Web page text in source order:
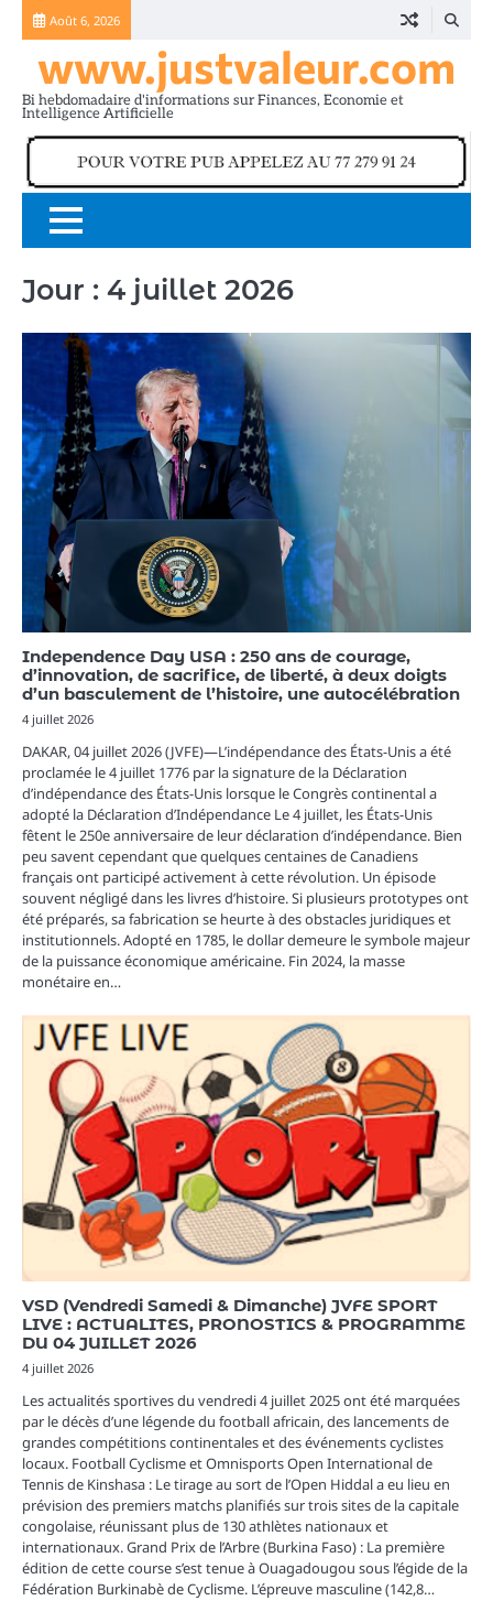
Skip
content
Août 6, 2026
www.justvaleur.com
Bi hebdomadaire d'informations sur Finances, Economie et
Intelligence Artificielle
Jour : 4 juillet 2026
Independence Day USA : 250 ans de courage,
d’innovation, de sacrifice, de liberté, à deux doigts
d’un basculement de l’histoire, une autocélébration
4 juillet 2026
DAKAR, 04 juillet 2026 (JVFE)—L’indépendance des États-Unis a été
proclamée le 4 juillet 1776 par la signature de la Déclaration
d’indépendance des États-Unis lorsque le Congrès continental a
adopté la Déclaration d’Indépendance Le 4 juillet, les États-Unis
fêtent le 250e anniversaire de leur déclaration d’indépendance. Bien
peu savent cependant que quelques centaines de Canadiens
français ont participé activement à cette révolution. Un épisode
souvent négligé dans les livres d’histoire. Si plusieurs prototypes ont
été préparés, sa fabrication se heurte à des obstacles juridiques et
institutionnels. Adopté en 1785, le dollar demeure le symbole majeur
de la puissance économique américaine. Fin 2024, la masse
monétaire en…
VSD (Vendredi Samedi & Dimanche) JVFE SPORT
LIVE : ACTUALITES, PRONOSTICS & PROGRAMME
DU 04 JUILLET 2026
4 juillet 2026
Les actualités sportives du vendredi 4 juillet 2025 ont été marquées
par le décès d’une légende du football africain, des lancements de
grandes compétitions continentales et des événements cyclistes
locaux. Football Cyclisme et Omnisports Open International de
Tennis de Kinshasa : Le tirage au sort de l’Open Hiddal a eu lieu en
prévision des premiers matchs planifiés sur trois sites de la capitale
congolaise, réunissant plus de 130 athlètes nationaux et
internationaux. Grand Prix de l’Arbre (Burkina Faso) : La première
édition de cette course s’est tenue à Ouagadougou sous l’égide de la
Fédération Burkinabè de Cyclisme. L’épreuve masculine (142,8…